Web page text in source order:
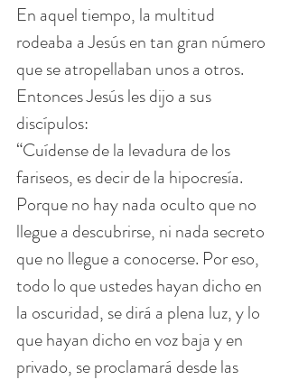
En aquel tiempo, la multitud
rodeaba a Jesús en tan gran número
que se atropellaban unos a otros.
Entonces Jesús les dijo a sus
discípulos:
“Cuídense de la levadura de los
fariseos, es decir de la hipocresía.
Porque no hay nada oculto que no
llegue a descubrirse, ni nada secreto
que no llegue a conocerse. Por eso,
todo lo que ustedes hayan dicho en
la oscuridad, se dirá a plena luz, y lo
que hayan dicho en voz baja y en
privado, se proclamará desde las